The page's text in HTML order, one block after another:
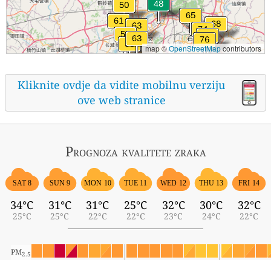
map ©OpenStreetMapcontributors
Kliknite ovdje da vidite mobilnu verziju
ove web stranice
Prognoza kvalitete zraka
SAT 8
34°C
25°C
SUN 9
31°C
25°C
MON 10
31°C
22°C
TUE 11
25°C
22°C
WED 12
32°C
23°C
THU 13
30°C
24°C
FRI 14
32°C
22°C
PM2.5